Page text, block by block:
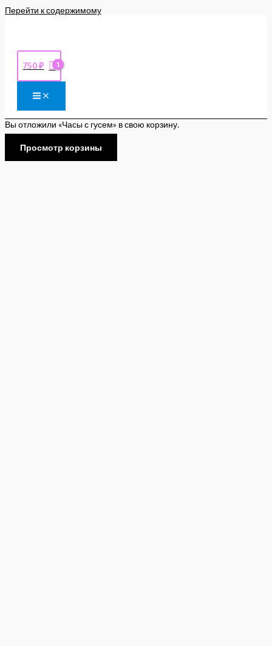
Перейти к содержимому
750₽
Вы отложили «Часы с гусем» в свою корзину.
Просмотр корзины